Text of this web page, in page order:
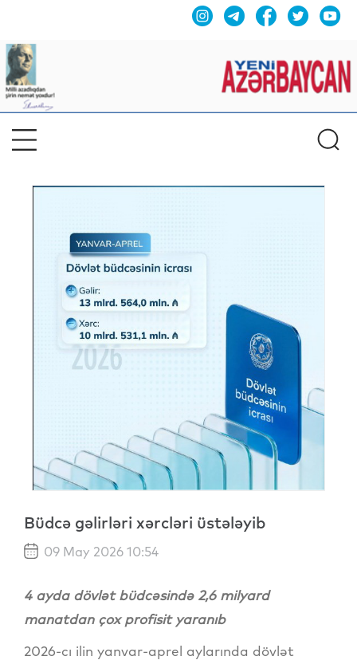
Büdcə gəlirləri xərcləri üstələyib
09 May 2026 10:54
4 ayda dövlət büdcəsində 2,6 milyard
manatdan çox profisit yaranıb
2026-cı ilin yanvar-aprel aylarında dövlət